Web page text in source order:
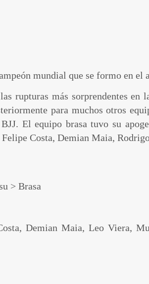
mundial que se formo en el
rupturas más sorprendentes
para muchos otros
El equipo brasa tuvo su
Costa, Demian Maia,
> Brasa
Demian Maia, Leo Viera,